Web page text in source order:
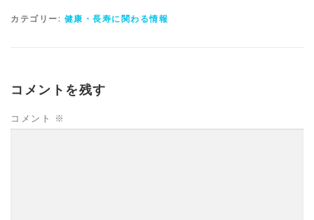
カテゴリー: 健康・長寿に関わる情報
コメントを残す
コメント ※